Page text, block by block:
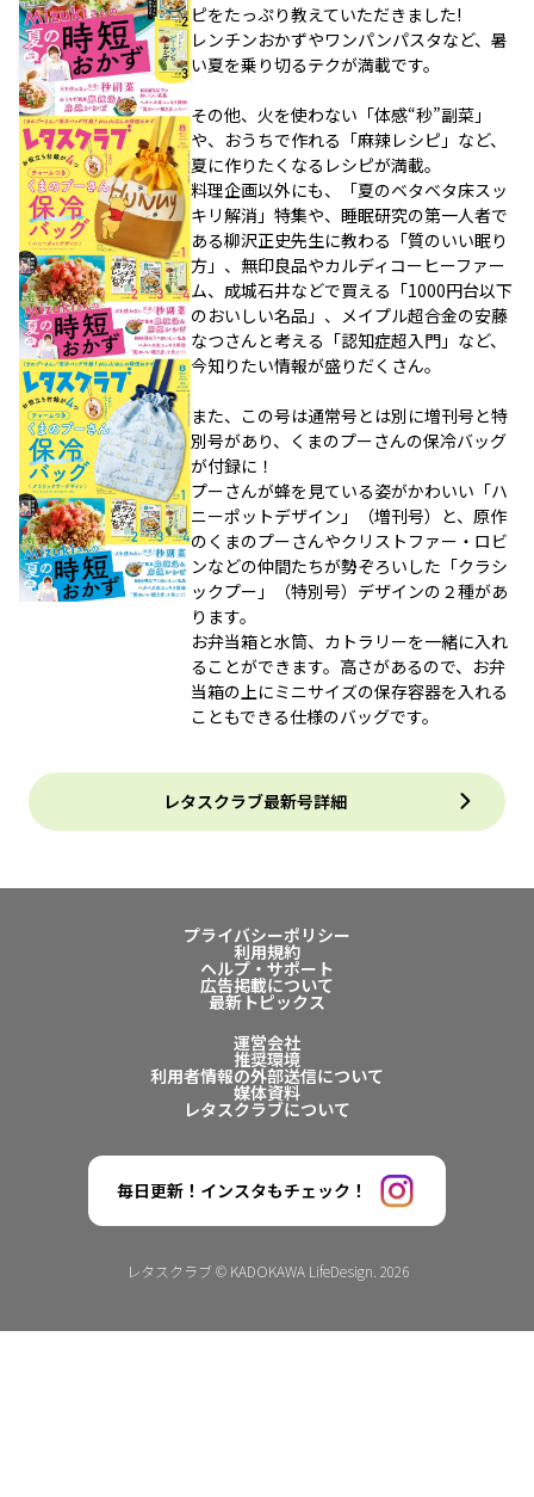
ピをたっぷり教えていただきました!
レンチンおかずやワンパンパスタなど、暑
い夏を乗り切るテクが満載です。
その他、火を使わない「体感“秒”副菜」
や、おうちで作れる「麻辣レシピ」など、
夏に作りたくなるレシピが満載。
料理企画以外にも、「夏のベタベタ床スッ
キリ解消」特集や、睡眠研究の第一人者で
ある柳沢正史先生に教わる「質のいい眠り
方」、無印良品やカルディコーヒーファー
ム、成城石井などで買える「1000円台以下
のおいしい名品」、メイプル超合金の安藤
なつさんと考える「認知症超入門」など、
今知りたい情報が盛りだくさん。
また、この号は通常号とは別に増刊号と特
別号があり、くまのプーさんの保冷バッグ
が付録に！
プーさんが蜂を見ている姿がかわいい「ハ
ニーポットデザイン」（増刊号）と、原作
のくまのプーさんやクリストファー・ロビ
ンなどの仲間たちが勢ぞろいした「クラシ
ックプー」（特別号）デザインの２種があ
ります。
お弁当箱と水筒、カトラリーを一緒に入れ
ることができます。高さがあるので、お弁
当箱の上にミニサイズの保存容器を入れる
こともできる仕様のバッグです。
レタスクラブ最新号詳細
プライバシーポリシー
利用規約
ヘルプ・サポート
広告掲載について
最新トピックス
運営会社
推奨環境
利用者情報の外部送信について
媒体資料
レタスクラブについて
毎日更新！インスタもチェック！
レタスクラブ © KADOKAWA LifeDesign. 2026